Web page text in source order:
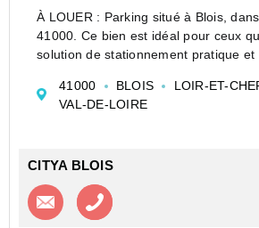
À LOUER : Parking situé à Blois,
41000. Ce bien est idéal pour ceux
solution de stationnement pratique et
ensemble résidentiel, ce qui garantit
41000 BLOIS LOIR-ET-
VAL-DE-LOIRE
CITYA BLOIS
Contacter l'agence